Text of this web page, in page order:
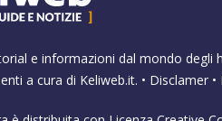
e informazioni dal mondo degli
a cura di Keliweb.it. • Disclamer •